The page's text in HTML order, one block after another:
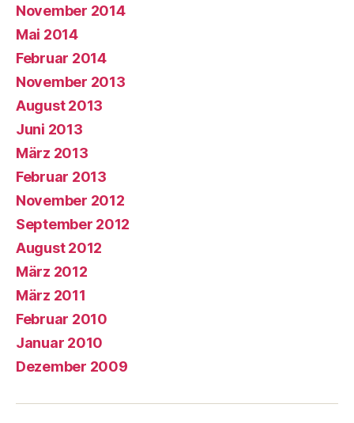
November 2014
Mai 2014
Februar 2014
November 2013
August 2013
Juni 2013
März 2013
Februar 2013
November 2012
September 2012
August 2012
März 2012
März 2011
Februar 2010
Januar 2010
Dezember 2009